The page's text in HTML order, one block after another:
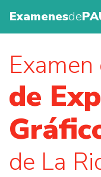
Examenesde
Examen
de
de La